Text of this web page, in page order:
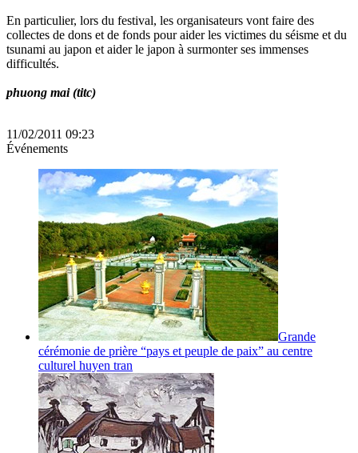
En particulier, lors du festival, les organisateurs vont faire des
collectes de dons et de fonds pour aider les victimes du séisme et du
tsunami au japon et aider le japon à surmonter ses immenses
difficultés.
phuong mai (titc)
11/02/2011 09:23
Événements
Grande
cérémonie de prière “pays et peuple de paix” au centre
culturel huyen tran